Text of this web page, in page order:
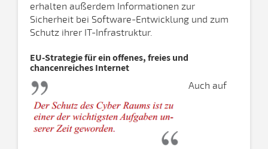
erhalten außerdem Informationen zur
Sicherheit bei Software-Entwicklung und zum
Schutz ihrer IT-Infrastruktur.
EU-Strategie für ein offenes, freies und
chancenreiches Internet
Auch auf